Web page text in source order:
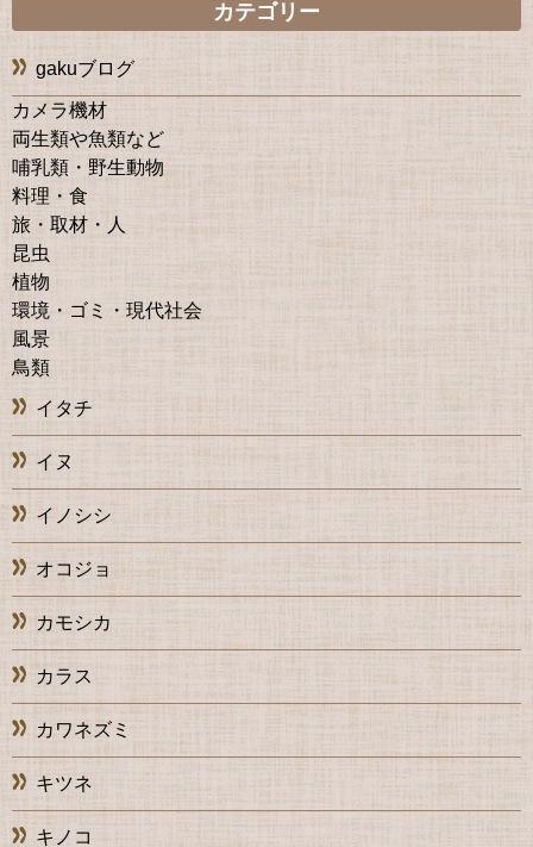
カテゴリー
gakuブログ
カメラ機材
両生類や魚類など
哺乳類・野生動物
料理・食
旅・取材・人
昆虫
植物
環境・ゴミ・現代社会
風景
鳥類
イタチ
イヌ
イノシシ
オコジョ
カモシカ
カラス
カワネズミ
キツネ
キノコ